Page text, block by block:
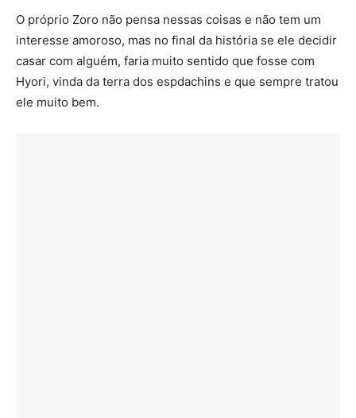
O próprio Zoro não pensa nessas coisas e não tem um
interesse amoroso, mas no final da história se ele decidir
casar com alguém, faria muito sentido que fosse com
Hyori, vinda da terra dos espdachins e que sempre tratou
ele muito bem.